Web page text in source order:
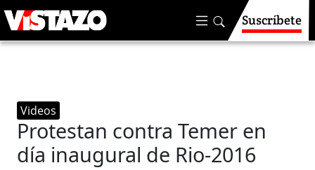
Suscríbete
Videos
Protestan contra Temer en
día inaugural de Rio-2016